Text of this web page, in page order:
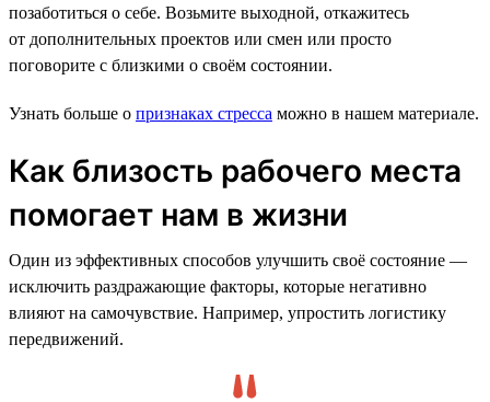
позаботиться о себе. Возьмите выходной, откажитесь
от дополнительных проектов или смен или просто
поговорите с близкими о своём состоянии.
Узнать больше о признаках стресса можно в нашем материале.
Как близость рабочего места
помогает нам в жизни
Один из эффективных способов улучшить своё состояние —
исключить раздражающие факторы, которые негативно
влияют на самочувствие. Например, упростить логистику
передвижений.